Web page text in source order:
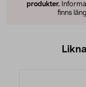
produkter.
finns